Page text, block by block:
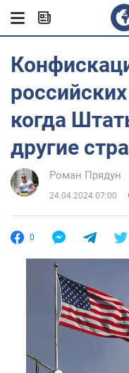
когда
другие
Роман Прядун
24.04.2024 07:00
0